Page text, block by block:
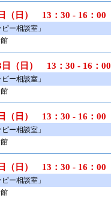
（日） 13：30 - 16：00
ー相談室」
日（日） 13：30 - 16：00
ー相談室」
（日） 13：30 - 16：00
ー相談室」
（日） 13：30 - 16：00
ー相談室」